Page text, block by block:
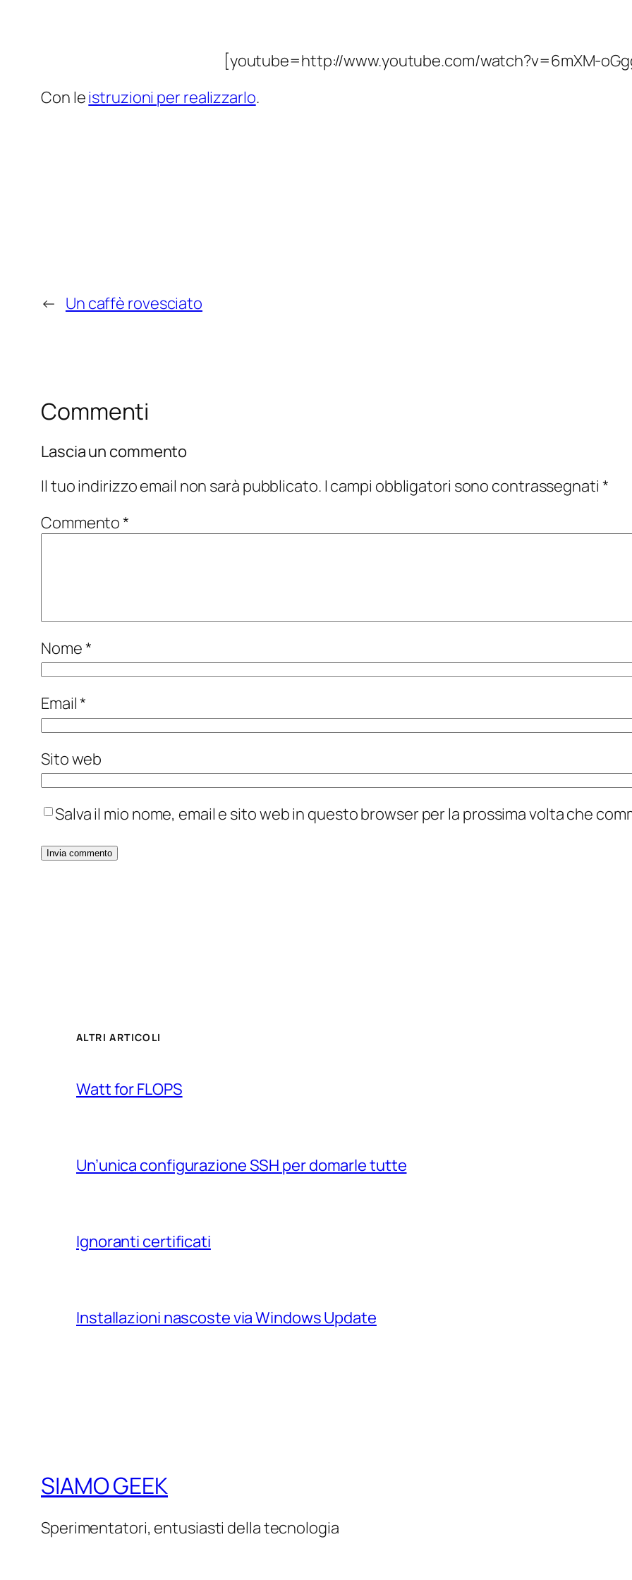
[youtube=http://www.youtube.com/watch?v=6mXM-
Con leistruzioni per realizzarlo.
← Un caffè rovesciato
Commenti
Lascia un commento
Il tuo indirizzo email non sarà pubblicato. I campi obbligatori sono contrassegnati *
Commento*
Nome*
Email*
Sito web
Salva il mio nome, email e sito web in questo browser per la prossima volta che
ALTRI ARTICOLI
Watt for FLOPS
Un’unica configurazione SSH per domarle tutte
Ignoranti certificati
Installazioni nascoste via Windows Update
SIAMO GEEK
Sperimentatori, entusiasti della tecnologia